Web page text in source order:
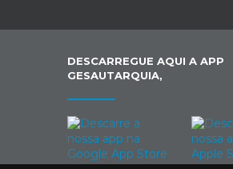
DESCARREGUE AQUI A APP
GESAUTARQUIA,